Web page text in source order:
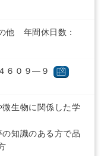
他 年間休日数：
６０９―９
生物に関係した学
知識のある方で品